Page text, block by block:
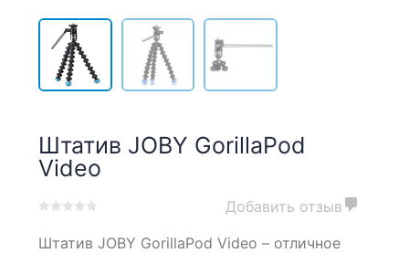
Штатив JOBY GorillaPod
Video
out
Добавить отзыв
Штатив JOBY GorillaPod Video – отличное